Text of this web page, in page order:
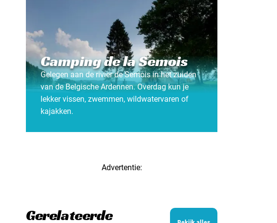
Camping de la Semois
Gelegen aan de rivier de Semois in het zuiden
van de Belgische Ardennen. Overdag kun je
lekker vissen, zwemmen, wildwatervaren of
kajakken.
Advertentie:
Gerelateerde